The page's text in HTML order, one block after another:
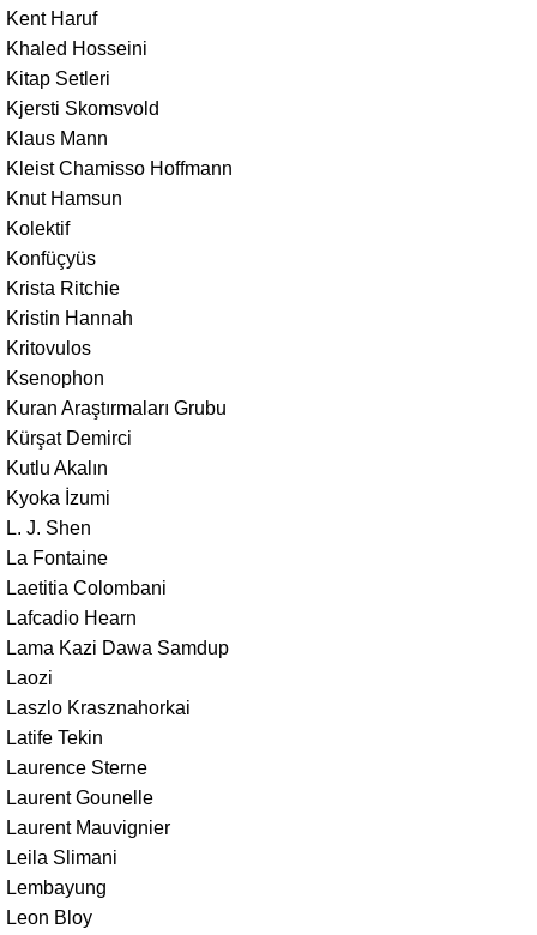
Kent Haruf
Khaled Hosseini
Kitap Setleri
Kjersti Skomsvold
Klaus Mann
Kleist Chamisso Hoffmann
Knut Hamsun
Kolektif
Konfüçyüs
Krista Ritchie
Kristin Hannah
Kritovulos
Ksenophon
Kuran Araştırmaları Grubu
Kürşat Demirci
Kutlu Akalın
Kyoka İzumi
L. J. Shen
La Fontaine
Laetitia Colombani
Lafcadio Hearn
Lama Kazi Dawa Samdup
Laozi
Laszlo Krasznahorkai
Latife Tekin
Laurence Sterne
Laurent Gounelle
Laurent Mauvignier
Leila Slimani
Lembayung
Leon Bloy